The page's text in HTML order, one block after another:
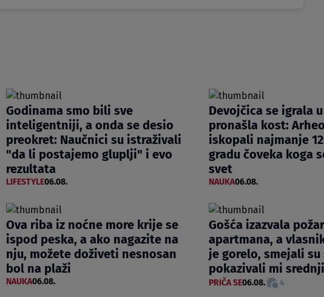
Godinama smo bili sve
inteligentniji, a onda se desio
preokret: Naučnici su istraživali
"da li postajemo gluplji" i evo
rezultata
LIFESTYLE06.08.
Devojčica se igrala
pronašla kost:
iskopali najmanje
gradu čoveka koga
svet
NAUKA06.08.
Ova riba iz noćne more krije se
ispod peska, a ako nagazite na
nju, možete doživeti nesnosan
bol na plaži
NAUKA06.08.
Gošća izazvala
apartmana, a
je gorelo, smejali
pokazivali mi
PRIČA SE06.08. 4